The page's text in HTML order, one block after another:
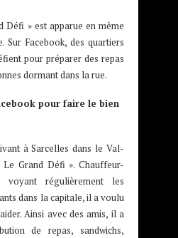
Défi » est apparue en même
Sur Facebook, des quartiers
pour préparer des repas
dormant dans la rue.
pour faire le bien
à Sarcelles dans le Val-
Le Grand Défi ». Chauffeur-
régulièrement les
dans la capitale, il a voulu
Ainsi avec des amis, il a
de repas, sandwichs,